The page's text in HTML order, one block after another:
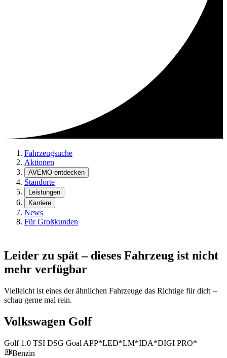
Fahrzeugsuche
Aktionen
AVEMO entdecken
Standorte
Leistungen
Karriere
News
Für Großkunden
Leider zu spät – dieses Fahrzeug ist nicht
mehr verfügbar
Vielleicht ist eines der ähnlichen Fahrzeuge das Richtige für dich –
schau gerne mal rein.
Volkswagen Golf
Golf 1.0 TSI DSG Goal APP*LED*LM*IDA*DIGI PRO*
Benzin